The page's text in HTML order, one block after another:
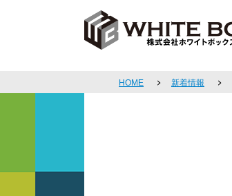
HOME 新着情報